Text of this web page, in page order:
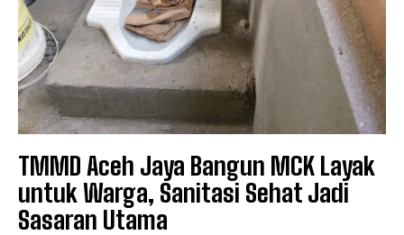
TMMD Aceh Jaya Bangun MCK Layak
untuk Warga, Sanitasi Sehat Jadi
Sasaran Utama